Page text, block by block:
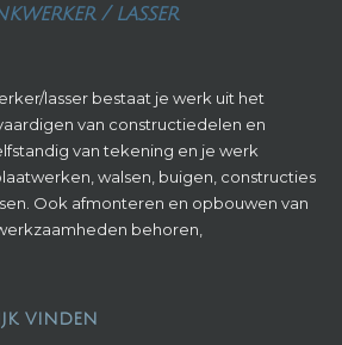
/ lasser
lasser bestaat je werk uit het
van constructiedelen en
van tekening en je werk
walsen, buigen, constructies
Ook afmonteren en opbouwen van
behoren,
vinden